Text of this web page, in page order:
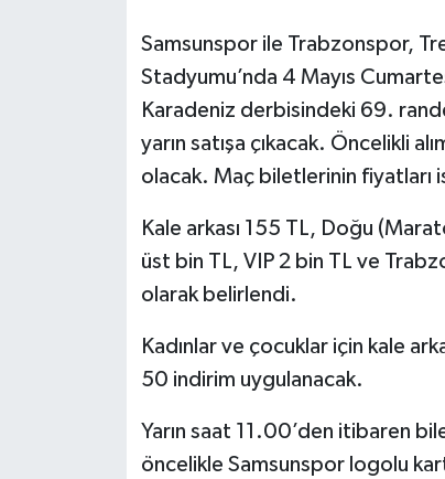
Samsunspor ile Trabzonspor,
Stadyumu’nda 4 Mayıs
Karadeniz derbisindeki 69.
yarın satışa çıkacak. Öncelikli
olacak. Maç biletlerinin fiyatları
Kale arkası 155 TL, Doğu
üst bin TL, VIP 2 bin TL ve
olarak belirlendi.
Kadınlar ve çocuklar için kale
50 indirim uygulanacak.
Yarın saat 11.00’den itibaren
öncelikle Samsunspor logolu